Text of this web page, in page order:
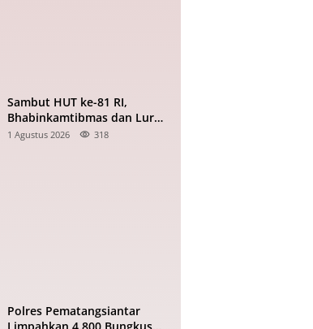
Sambut HUT ke-81 RI,
Bhabinkamtibmas dan Lurah
Pematang Marihat Ajak
1 Agustus 2026 318
Polres Pematangsiantar